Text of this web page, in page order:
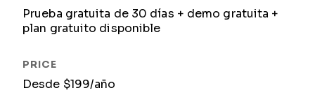
Prueba gratuita de 30 días + demo gratuita +
plan gratuito disponible
Desde $199/año